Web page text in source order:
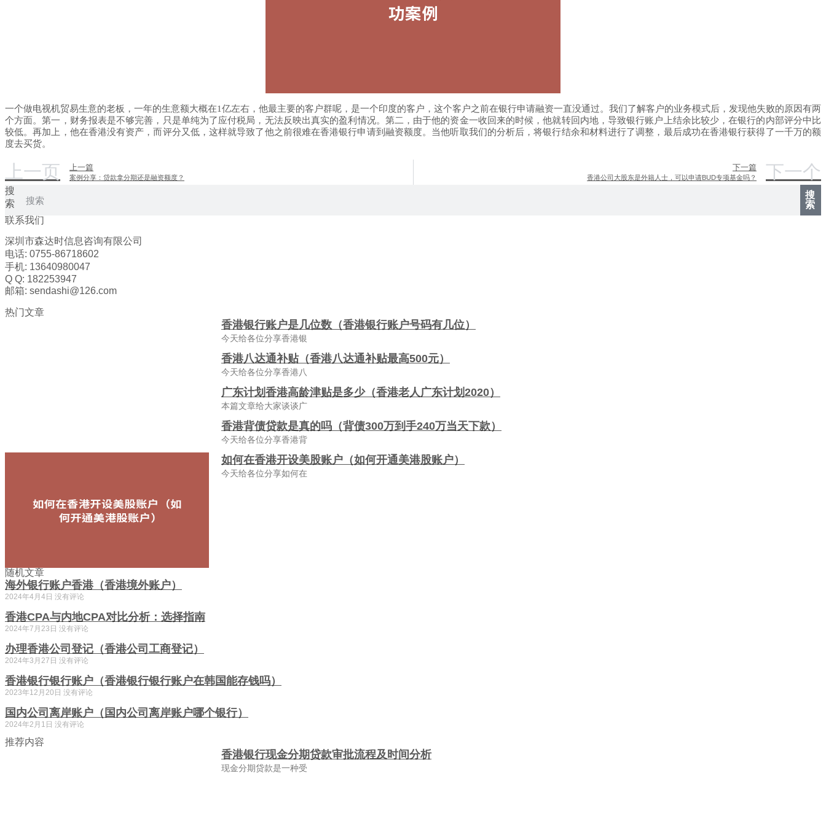
一个做电视机贸易生意的老板，一年的生意额大概在1亿左右，他最主要的客户群呢，是一个印度的客户，这个客户之前在银行申请融资一直没通过。我们了解客户的业务模式后，发现他失败的原因有两
个方面。第一， 财务报表是不够完善，只是单纯为了应付税局，无法反映出真实的盈利情况。 第二， 由于他的资金一收回来的时候，他就转回内地，导致银行账户上结余比较少，在银行的内部评分中比
较低。再加上，他在香港没有资产，而评分又低，这样就导致了他之前很难在香港银行申请到融资额度。 当他听取我们的分析后，将银行结余和材料进行了调整，最后成功在香港银行获得了一千万的额
度去买货。
上一页 上一篇
案例分享：贷款拿分期还是融资额度？
下一篇
香港公司大股东是外籍人士，可以申请BUD专项基金吗？ 下一个
搜
索
搜
索
联系我们
深圳市森达时信息咨询有限公司
电话: 0755-86718602
手机: 13640980047
Q Q: 182253947
邮箱: sendashi@126.com
热门文章
香港银行账户是几位数（香港银行账户号码有几位）
今天给各位分享香港银
香港八达通补贴（香港八达通补贴最高500元）
今天给各位分享香港八
广东计划香港高龄津贴是多少（香港老人广东计划2020）
本篇文章给大家谈谈广
香港背债贷款是真的吗（背债300万到手240万当天下款）
今天给各位分享香港背
如何在香港开设美股账户（如何开通美港股账户）
今天给各位分享如何在
随机文章
海外银行账户香港（香港境外账户）
2024年4月4日 没有评论
香港CPA与内地CPA对比分析：选择指南
2024年7月23日 没有评论
办理香港公司登记（香港公司工商登记）
2024年3月27日 没有评论
香港银行银行账户（香港银行银行账户在韩国能存钱吗）
2023年12月20日 没有评论
国内公司离岸账户（国内公司离岸账户哪个银行）
2024年2月1日 没有评论
推荐内容
香港银行现金分期贷款审批流程及时间分析
现金分期贷款是一种受